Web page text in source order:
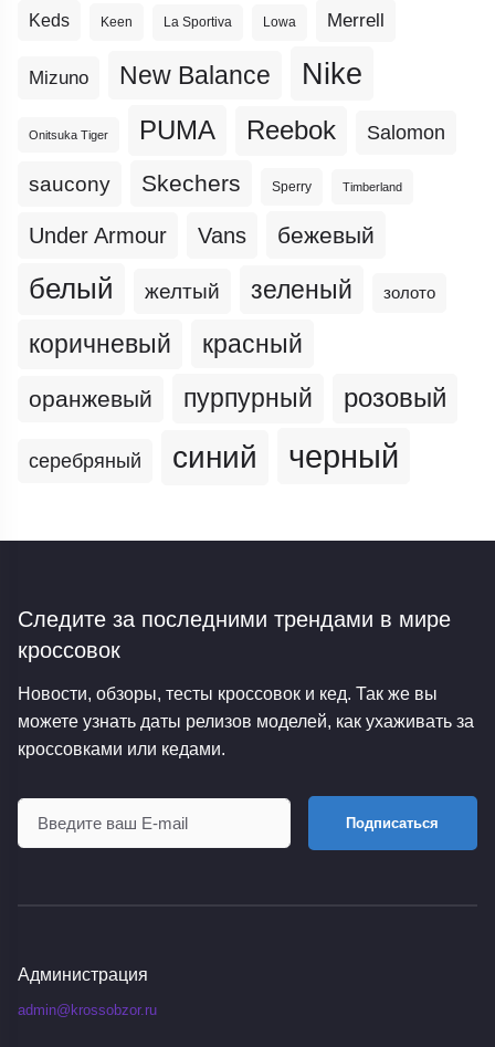
Keds Keen La Sportiva Lowa Merrell
Mizuno New Balance Nike
Onitsuka Tiger PUMA Reebok Salomon
saucony Skechers Sperry Timberland
Under Armour Vans бежевый
белый желтый зеленый золото
коричневый красный
оранжевый пурпурный розовый
серебряный синий черный
Следите за последними трендами в мире
кроссовок
Новости, обзоры, тесты кроссовок и кед. Так же вы
можете узнать даты релизов моделей, как ухаживать за
кроссовками или кедами.
Подписаться
Администрация
admin@krossobzor.ru